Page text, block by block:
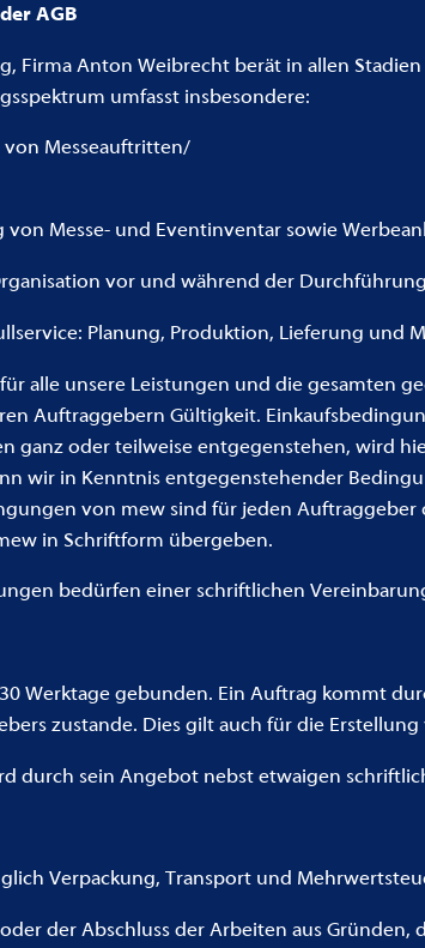
AGB
Firma Anton Weibrecht berät in allen
umfasst insbesondere:
Messeauftritten/
Messe- und Eventinventar sowie
vor und während der
Planung, Produktion, Lieferung und
alle unsere Leistungen und die gesamten
Auftraggebern Gültigkeit.
ganz oder teilweise entgegenstehen, wird
wir in Kenntnis entgegenstehender
von mew sind für jeden
in Schriftform übergeben.
bedürfen einer schriftlichen
Werktage gebunden. Ein Auftrag kommt
zustande. Dies gilt auch für die
durch sein Angebot nebst etwaigen
Verpackung, Transport und
der Abschluss der Arbeiten aus